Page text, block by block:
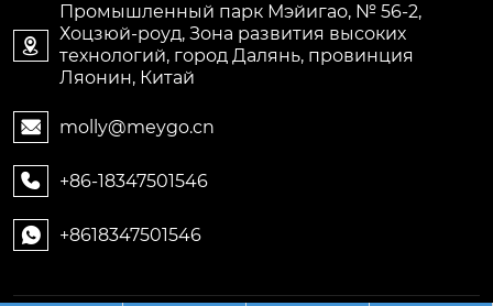

Промышленный парк Мэйигао, № 56-2,
Хоцзюй-роуд, Зона развития высоких
технологий, город Далянь, провинция
Ляонин, Китай
 molly@meygo.cn
 +86-18347501546
 +8618347501546